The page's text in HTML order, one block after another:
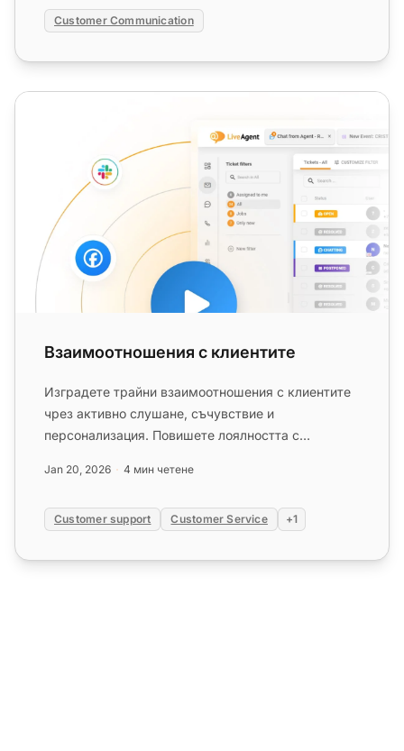
Customer Communication
Взаимоотношения с клиентите
Взаимоотношения с клиентите
Изградете трайни взаимоотношения с клиентите
чрез активно слушане, съчувствие и
персонализация. Повишете лоялността с
Jan 20, 2026 4 мин четене
Customer support Customer Service +1